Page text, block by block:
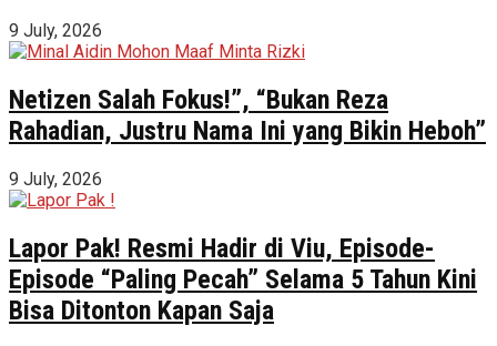
9 July, 2026
Netizen Salah Fokus!”, “Bukan Reza
Rahadian, Justru Nama Ini yang Bikin Heboh”
9 July, 2026
Lapor Pak! Resmi Hadir di Viu, Episode-
Episode “Paling Pecah” Selama 5 Tahun Kini
Bisa Ditonton Kapan Saja